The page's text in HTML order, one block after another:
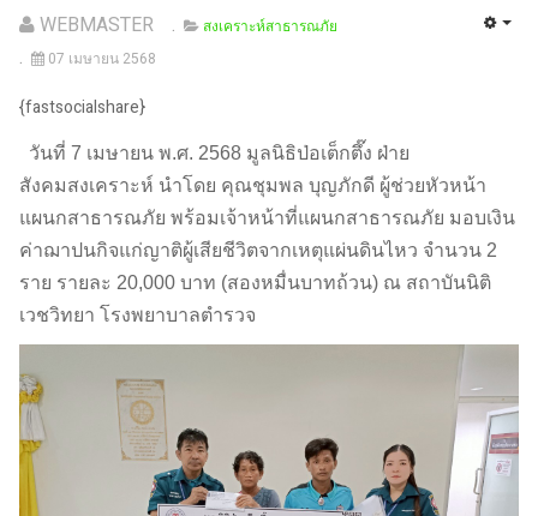
WEBMASTER
สงเคราะห์สาธารณภัย
07 เมษายน 2568
{fastsocialshare}
วันที่ 7 เมษายน พ.ศ. 2568 มูลนิธิป่อเต็กตึ๊ง ฝ่าย
สังคมสงเคราะห์ นำโดย คุณชุมพล บุญภักดี ผู้ช่วยหัวหน้า
แผนกสาธารณภัย พร้อมเจ้าหน้าที่แผนกสาธารณภัย มอบเงิน
ค่าฌาปนกิจแก่ญาติผู้เสียชีวิตจากเหตุแผ่นดินไหว จำนวน 2
ราย รายละ 20,000 บาท (สองหมื่นบาทถ้วน) ณ สถาบันนิติ
เวชวิทยา โรงพยาบาลตำรวจ